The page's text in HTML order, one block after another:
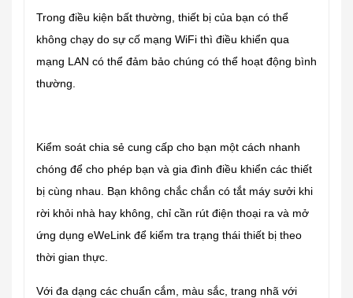
Trong điều kiện bất thường, thiết bị của bạn có thể
không chạy do sự cố mạng WiFi thì điều khiển qua
mạng LAN có thể đảm bảo chúng có thể hoạt động bình
thường.
Kiểm soát chia sẻ cung cấp cho bạn một cách nhanh
chóng để cho phép bạn và gia đình điều khiển các thiết
bị cùng nhau. Bạn không chắc chắn có tắt máy sưởi khi
rời khỏi nhà hay không, chỉ cần rút điện thoại ra và mở
ứng dụng eWeLink để kiểm tra trạng thái thiết bị theo
thời gian thực.
Với đa dạng các chuẩn cắm, màu sắc, trang nhã với